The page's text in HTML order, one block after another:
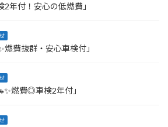
2年付！安心の低燃費」
燃費抜群・安心車検付」
燃費◎車検2年付」